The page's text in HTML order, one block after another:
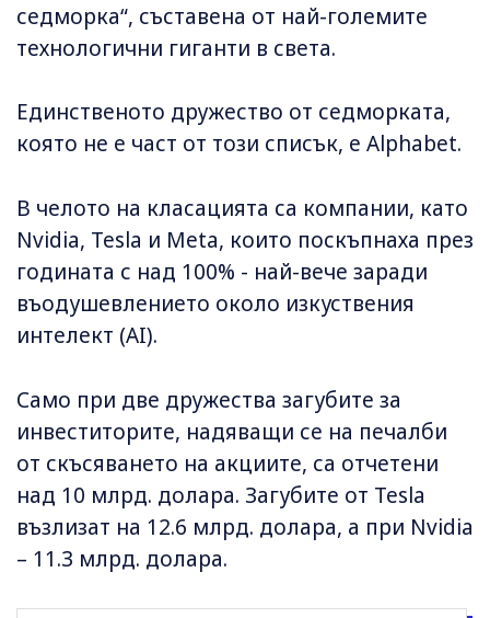
седморка“, съставена от най-големите
технологични гиганти в света.
Единственото дружество от седморката,
която не е част от този списък, е Alphabet.
В челото на класацията са компании, като
Nvidia, Tesla и Meta, които поскъпнаха през
годината с над 100% - най-вече заради
въодушевлението около изкуствения
интелект (AI).
Само при две дружества загубите за
инвеститорите, надяващи се на печалби
от скъсяването на акциите, са отчетени
над 10 млрд. долара. Загубите от Tesla
възлизат на 12.6 млрд. долара, а при Nvidia
– 11.3 млрд. долара.